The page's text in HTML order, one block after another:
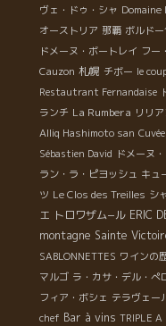
ヴェ・ドゥ・シャ
オーストリア 那覇 ボルド
ドメーヌ・ボートレイ フー
Cauzon 札幌 チボー le
Restautrant Fernandaise
ランチ La Rumbera リリ
Alliq Hashimoto san
Sébastien David ドメーヌ
ラン・ラ・ピヨッシュ キュ
ツ Le Clos des Treilles シ
エ トロワザム−ル ERIC
montagne Sainte
SABLONNETTES ワインの
マルゴ ラ・カサ・デル・ぺ
フィア・ボシェ テラヴェー
chef Bar à vins TRIPLE A